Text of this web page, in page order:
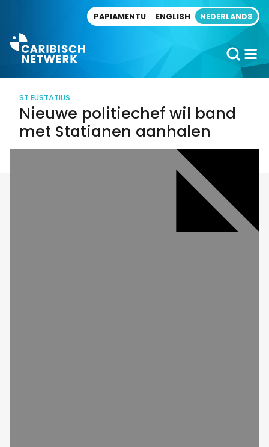
PAPIAMENTU ENGLISH NEDERLANDS
ST EUSTATIUS
Nieuwe politiechef wil band
met Statianen aanhalen